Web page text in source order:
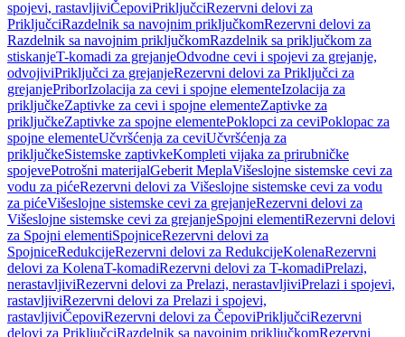
spojevi, rastavljiviČepoviPriključciRezervni delovi za
PriključciRazdelnik sa navojnim priključkomRezervni delovi za
Razdelnik sa navojnim priključkomRazdelnik sa priključkom za
stiskanjeT-komadi za grejanjeOdvodne cevi i spojevi za grejanje,
odvojiviPriključci za grejanjeRezervni delovi za Priključci za
grejanjePriborIzolacija za cevi i spojne elementeIzolacija za
priključkeZaptivke za cevi i spojne elementeZaptivke za
priključkeZaptivke za spojne elementePoklopci za ceviPoklopac za
spojne elementeUčvršćenja za ceviUčvršćenja za
priključkeSistemske zaptivkeKompleti vijaka za prirubničke
spojevePotrošni materijalGeberit MeplaVišeslojne sistemske cevi za
vodu za pićeRezervni delovi za Višeslojne sistemske cevi za vodu
za pićeVišeslojne sistemske cevi za grejanjeRezervni delovi za
Višeslojne sistemske cevi za grejanjeSpojni elementiRezervni delovi
za Spojni elementiSpojniceRezervni delovi za
SpojniceRedukcijeRezervni delovi za RedukcijeKolenaRezervni
delovi za KolenaT-komadiRezervni delovi za T-komadiPrelazi,
nerastavljiviRezervni delovi za Prelazi, nerastavljiviPrelazi i spojevi,
rastavljiviRezervni delovi za Prelazi i spojevi,
rastavljiviČepoviRezervni delovi za ČepoviPriključciRezervni
delovi za PriključciRazdelnik sa navojnim priključkomRezervni